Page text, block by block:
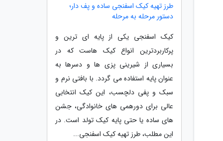
طرز تهیه کیک اسفنجی ساده و پف دار؛
دستور مرحله به مرحله
کیک اسفنجی یکی از پایه ای ترین و
پرکاربردترین انواع کیک هاست که در
بسیاری از شیرینی پزی ها و دسرها به
عنوان پایه استفاده می گردد. با بافتی نرم و
سبک و پفی دلچسب، این کیک انتخابی
عالی برای دورهمی های خانوادگی، جشن
های ساده یا حتی پایه کیک تولد است. در
این مطلب، طرز تهیه کیک اسفنجی...